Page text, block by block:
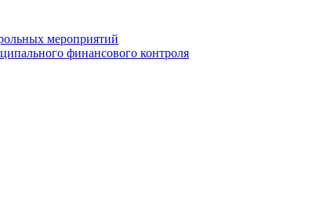
мероприятий
финансового контроля